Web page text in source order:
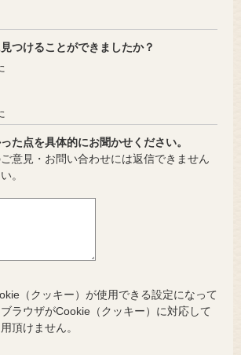
つけることができましたか？
た点を具体的にお聞かせください。
意見・お問い合わせには返信できません
。
（クッキー）が使用できる設定になって
ラウザがCookie（クッキー）に対応して
頂けません。